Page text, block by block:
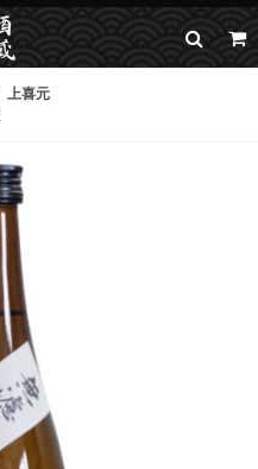
上喜元